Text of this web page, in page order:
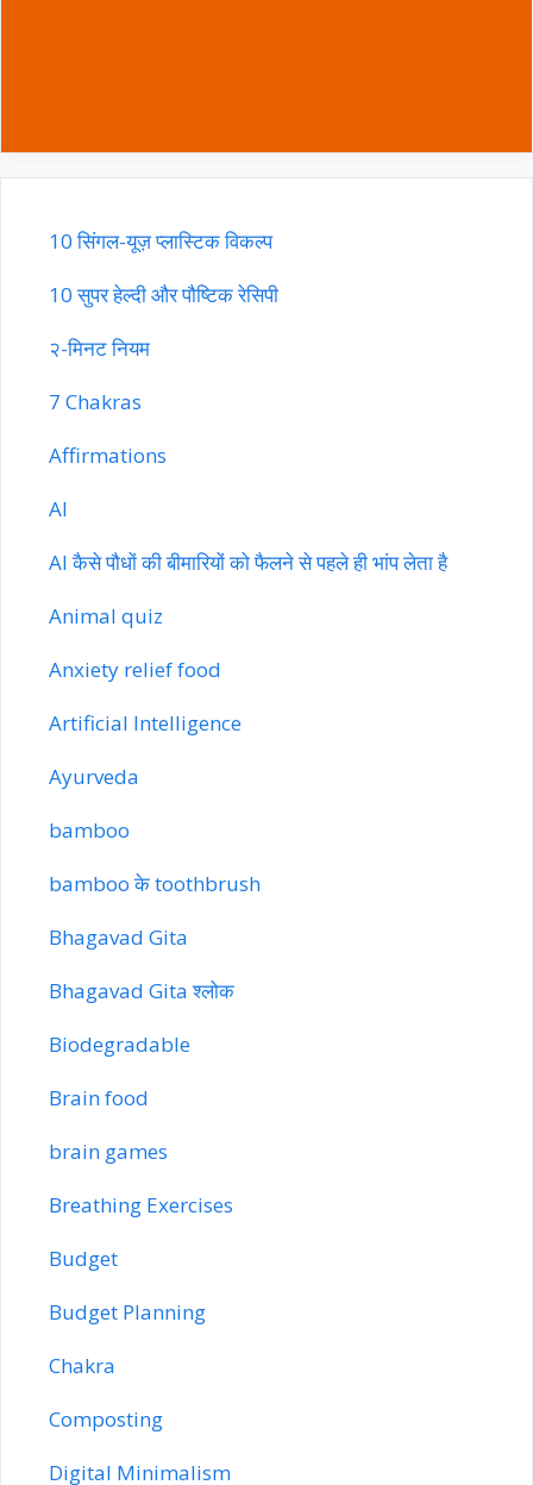
10 सिंगल-यूज़ प्लास्टिक विकल्प
10 सुपर हेल्दी और पौष्टिक रेसिपी
२-मिनट नियम
7 Chakras
Affirmations
AI
AI कैसे पौधों की बीमारियों को फैलने से पहले ही भांप लेता है
Animal quiz
Anxiety relief food
Artificial Intelligence
Ayurveda
bamboo
bamboo के toothbrush
Bhagavad Gita
Bhagavad Gita श्लोक
Biodegradable
Brain food
brain games
Breathing Exercises
Budget
Budget Planning
Chakra
Composting
Digital Minimalism